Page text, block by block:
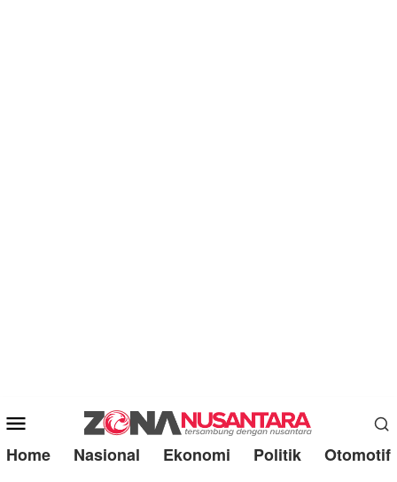
Mobile
Menu
Home Nasional Ekonomi Politik Otomotif